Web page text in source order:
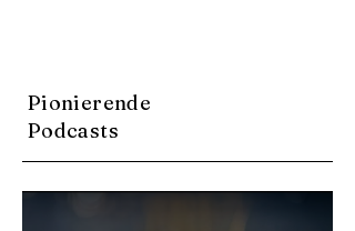
Pionierende
Podcasts